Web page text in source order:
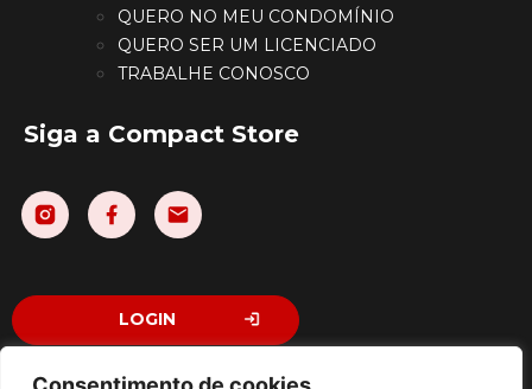
QUERO NO MEU CONDOMÍNIO
QUERO SER UM LICENCIADO
TRABALHE CONOSCO
Siga a Compact Store
LOGIN